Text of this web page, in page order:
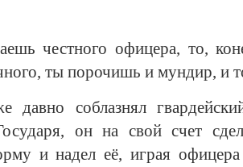
честного офицера, то,
ты порочишь и мундир, и
давно соблазнял
он на свой счет
и надел её, играя